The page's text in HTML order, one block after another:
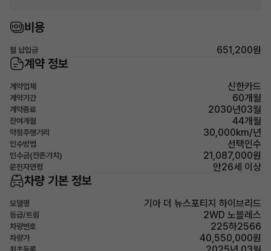
비용
월 납입금 651,200원
계약 정보
계약업체 신한카드
계약기간 60개월
계약종료 2030년03월
잔여개월 44개월
약정주행거리 30,000km/년
인수방법 선택인수
인수금(잔존가치) 21,087,000원
운전자연령 만26세 이상
차량 기본 정보
모델명 기아 더 뉴스포티지 하이브리드
등급/트림 2WD 노블레스
차량번호 225하2566
차량가 40,550,000원